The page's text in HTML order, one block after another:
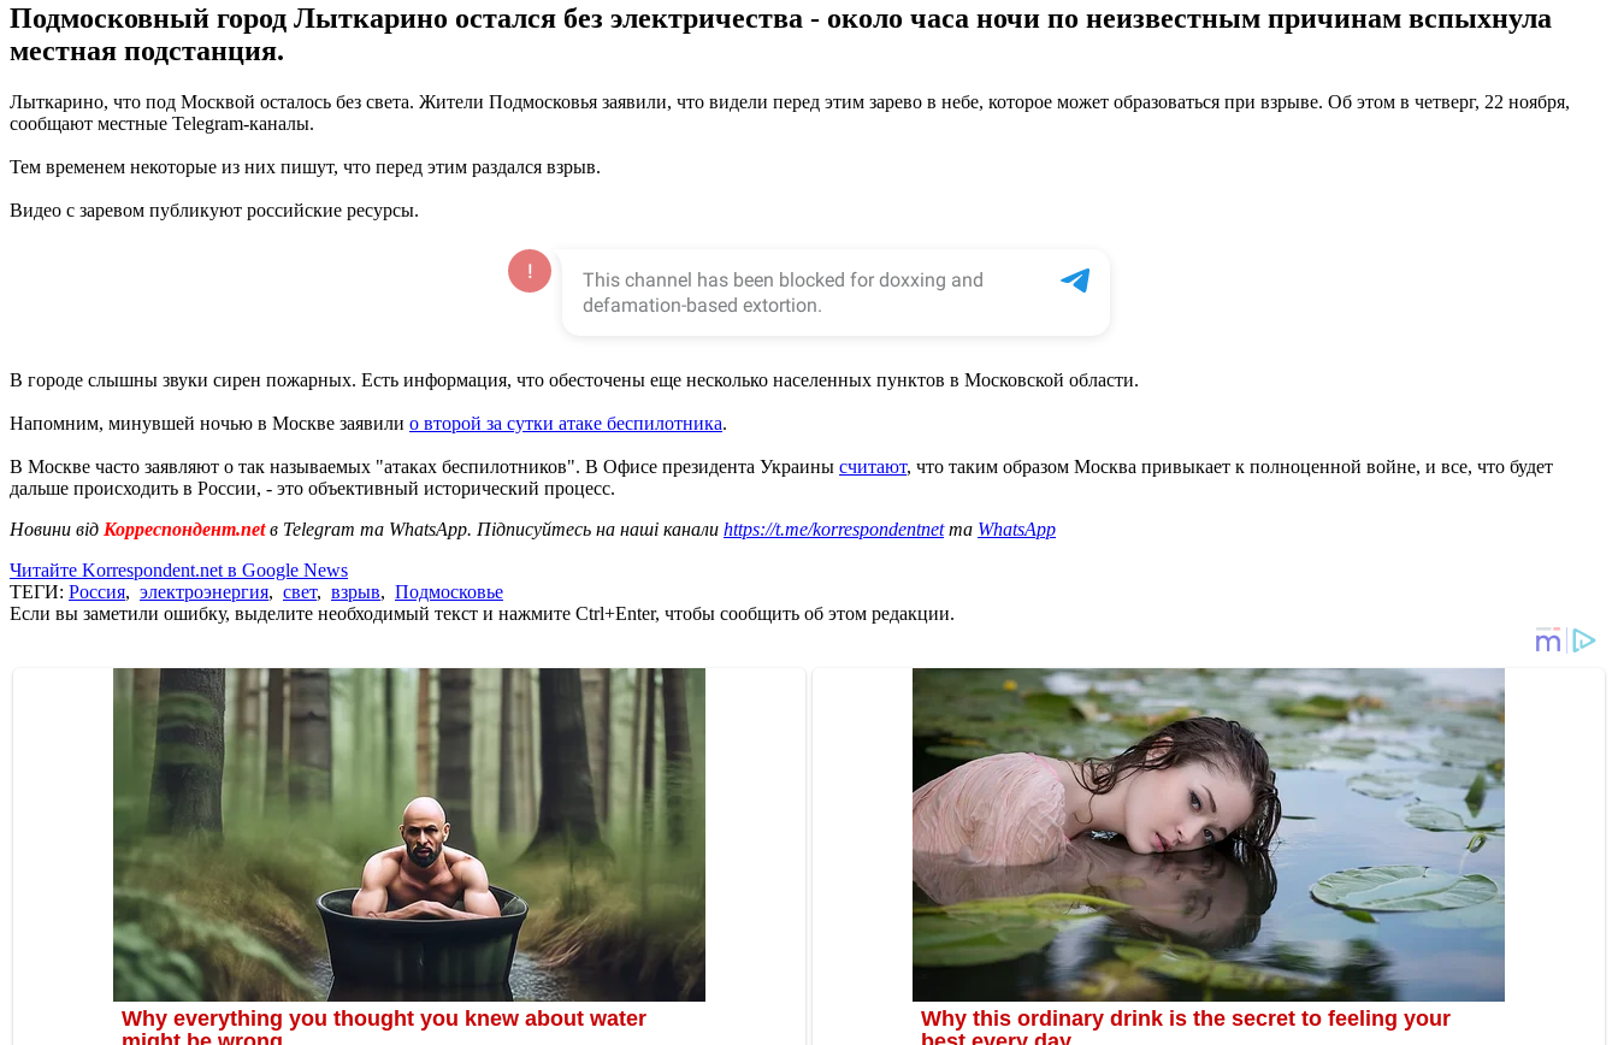
Подмосковный город Лыткарино остался без электричества - около часа ночи по неизвестным причинам вспыхнула
местная подстанция.
Лыткарино, что под Москвой осталось без света. Жители Подмосковья заявили, что видели перед этим зарево в небе, которое может образоваться при взрыве. Об этом в четверг, 22 ноября,
сообщают местные Telegram-каналы.
Тем временем некоторые из них пишут, что перед этим раздался взрыв.
Видео с заревом публикуют российские ресурсы.
В городе слышны звуки сирен пожарных. Есть информация, что обесточены еще несколько населенных пунктов в Московской области.
Напомним, минувшей ночью в Москве заявили о второй за сутки атаке беспилотника.
В Москве часто заявляют о так называемых "атаках беспилотников". В Офисе президента Украины считают, что таким образом Москва привыкает к полноценной войне, и все, что будет
дальше происходить в России, - это объективный исторический процесс.
Новини від Корреспондент.netв Telegram та WhatsApp. Підписуйтесь на наші канали https://t.me/korrespondentnetта WhatsApp
Читайте Korrespondent.net в Google News
ТЕГИ: Россия, электроэнергия, свет, взрыв, Подмосковье
Если вы заметили ошибку, выделите необходимый текст и нажмите Ctrl+Enter, чтобы сообщить об этом редакции.